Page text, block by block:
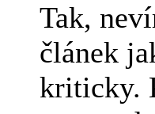
Tak,
článek
kriticky.